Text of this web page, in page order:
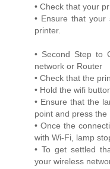
• Check that your
• Ensure that
printer.
• Second Step to
network or Router
• Check that the
• Hold the wifi
• Ensure that the
point and press the
• Once the
with Wi-Fi, lamp
• To get settled
your wireless